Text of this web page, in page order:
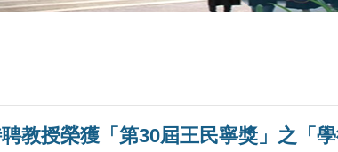
教授榮獲「第30屆王民寧獎」之「